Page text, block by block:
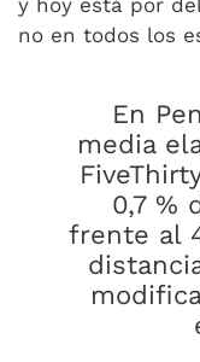
y hoy está por
no en todos los
En
media
0,7 %
frente al